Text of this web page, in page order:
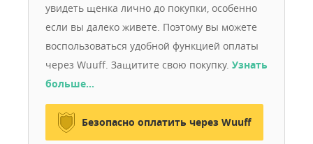
увидеть щенка лично до покупки, особенно
если вы далеко живете. Поэтому вы можете
воспользоваться удобной функцией оплаты
через Wuuff. Защитите свою покупку. Узнать
больше…
Безопасно оплатить через Wuuff